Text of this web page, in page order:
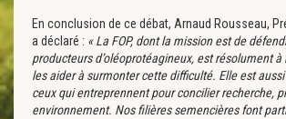
En conclusion de ce débat, Arnaud Rousseau,
a déclaré : « La FOP, dont la mission est de
producteurs d’oléoprotéagineux, est résolument à
les aider à surmonter cette difficulté. Elle est
ceux qui entreprennent pour concilier recherche,
environnement. Nos filières semencières font